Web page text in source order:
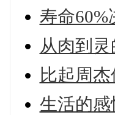
寿命
从肉到灵
比起周
生活的感